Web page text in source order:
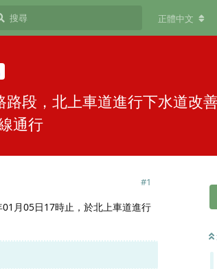
正體中文
段，北上車道進行下水道改
通行
#1
月05日17時止，於北上車道進行